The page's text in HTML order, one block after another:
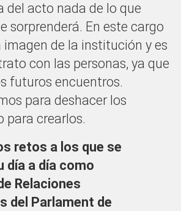
del acto nada de lo que
sorprenderá. En este cargo
imagen de la institución y es
con las personas, ya que
futuros encuentros.
para deshacer los
para crearlos.
retos a los que se
día a día como
Relaciones
del Parlament de